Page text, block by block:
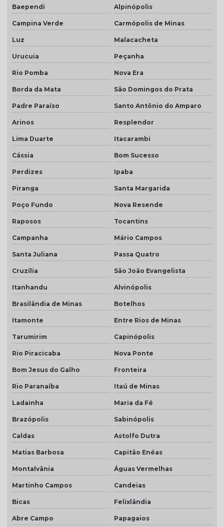
Baependi Alpinópolis
Campina Verde Carmópolis de Minas
Luz Malacacheta
Urucuia Peçanha
Rio Pomba Nova Era
Borda da Mata São Domingos do Prata
Padre Paraíso Santo Antônio do Amparo
Arinos Resplendor
Lima Duarte Itacarambi
Cássia Bom Sucesso
Perdizes Ipaba
Piranga Santa Margarida
Poço Fundo Nova Resende
Raposos Tocantins
Campanha Mário Campos
Santa Juliana Passa Quatro
Cruzília São João Evangelista
Itanhandu Alvinópolis
Brasilândia de Minas Botelhos
Itamonte Entre Rios de Minas
Tarumirim Capinópolis
Rio Piracicaba Nova Ponte
Bom Jesus do Galho Fronteira
Rio Paranaíba Itaú de Minas
Ladainha Maria da Fé
Brazópolis Sabinópolis
Caldas Astolfo Dutra
Matias Barbosa Capitão Enéas
Montalvânia Águas Vermelhas
Martinho Campos Candeias
Bicas Felixlândia
Abre Campo Papagaios